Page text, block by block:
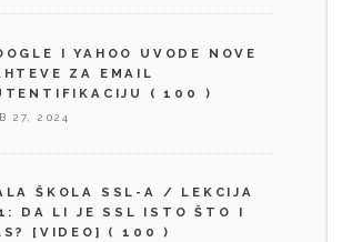
I YAHOO UVODE NOVE
ZA EMAIL
( 100 )
27, 2024
ŠKOLA SSL-A / LEKCIJA
DA LI JE SSL ISTO ŠTO I
[VIDEO]
( 100 )